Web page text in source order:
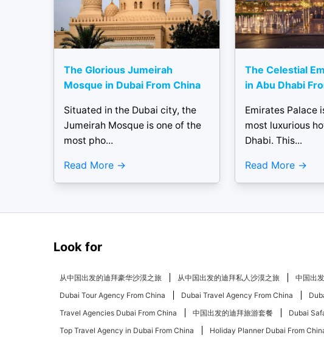
The Glorious Jumeirah
Mosque in Dubai From China
Situated in the Dubai city, the
Jumeirah Mosque is one of the
most pho...
Read More
The Celestial
in Abu Dhabi
Emirates Palace
most luxurious
Dhabi. This...
Read More
Look for
从中国出发的迪拜豪华沙漠之旅 从中国出发的迪拜私人沙漠之旅 中国出
Dubai Tour Agency From China
Dubai Travel Agency From China
Travel Agencies Dubai From China
中国出发的迪拜旅游套餐 Dubai
Top Travel Agency in Dubai From China
Holiday Planner Dubai From